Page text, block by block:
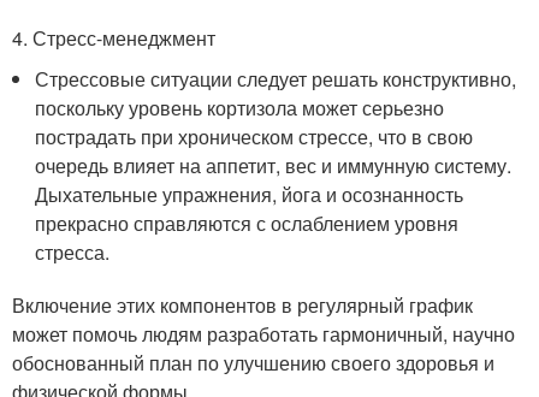
4. Стресс-менеджмент
Стрессовые ситуации следует решать конструктивно,
поскольку уровень кортизола может серьезно
пострадать при хроническом стрессе, что в свою
очередь влияет на аппетит, вес и иммунную систему.
Дыхательные упражнения, йога и осознанность
прекрасно справляются с ослаблением уровня
стресса.
Включение этих компонентов в регулярный график
может помочь людям разработать гармоничный, научно
обоснованный план по улучшению своего здоровья и
физической формы.